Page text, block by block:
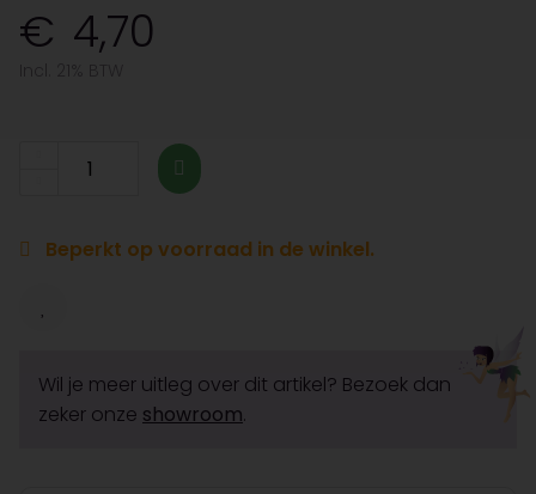
4,70
Beperkt op voorraad in de winkel.
Wil je meer uitleg over dit artikel? Bezoek dan
zeker onze showroom.